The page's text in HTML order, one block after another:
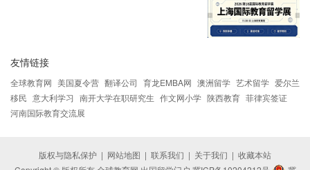
友情链接
全球教育网 美国夏令营 翻译公司 育龙EMBA网 澳洲留学 艺术留学 爱尔兰
移民 意大利学习 南开大学在职研究生 作文网小学 陕西教育 菲律宾签证
河南国际教育交流展
版权与隐私保护 | 网站地图 | 联系我们 | 关于我们 | 收藏本站